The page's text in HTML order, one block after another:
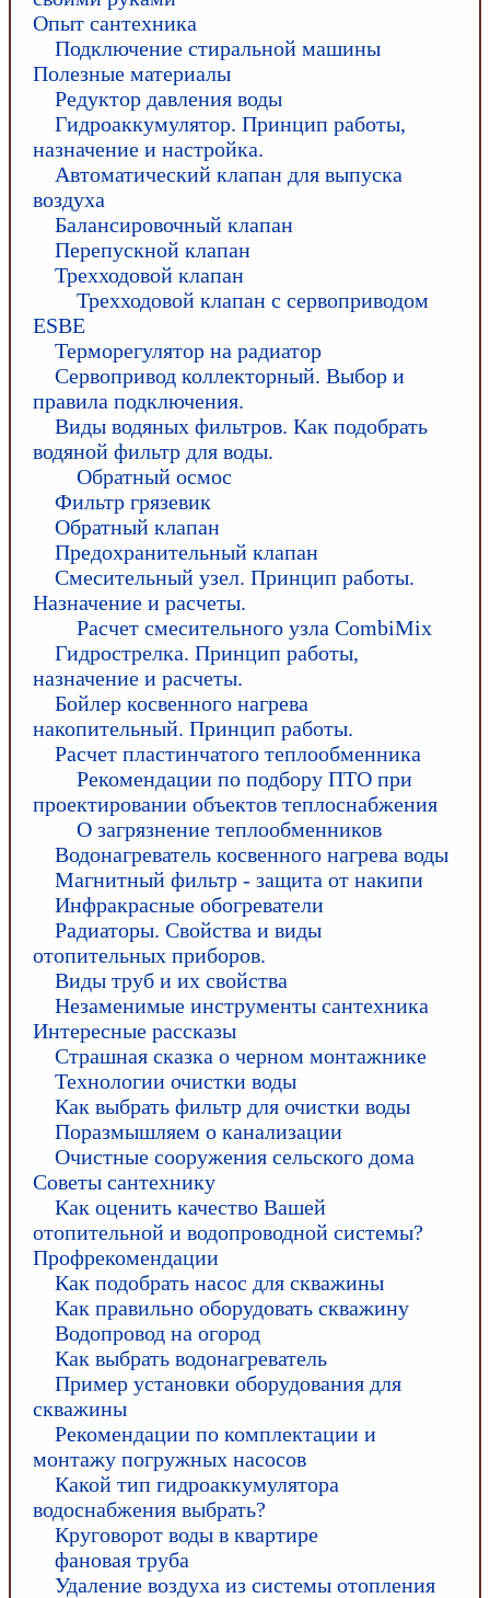
Опыт сантехника
Подключение стиральной машины
Полезные материалы
Редуктор давления воды
Гидроаккумулятор. Принцип работы,
назначение и настройка.
Автоматический клапан для выпуска
воздуха
Балансировочный клапан
Перепускной клапан
Трехходовой клапан
Трехходовой клапан с сервоприводом
ESBE
Терморегулятор на радиатор
Сервопривод коллекторный. Выбор и
правила подключения.
Виды водяных фильтров. Как подобрать
водяной фильтр для воды.
Обратный осмос
Фильтр грязевик
Обратный клапан
Предохранительный клапан
Смесительный узел. Принцип работы.
Назначение и расчеты.
Расчет смесительного узла CombiMix
Гидрострелка. Принцип работы,
назначение и расчеты.
Бойлер косвенного нагрева
накопительный. Принцип работы.
Расчет пластинчатого теплообменника
Рекомендации по подбору ПТО при
проектировании объектов теплоснабжения
О загрязнение теплообменников
Водонагреватель косвенного нагрева воды
Магнитный фильтр - защита от накипи
Инфракрасные обогреватели
Радиаторы. Свойства и виды
отопительных приборов.
Виды труб и их свойства
Незаменимые инструменты сантехника
Интересные рассказы
Страшная сказка о черном монтажнике
Технологии очистки воды
Как выбрать фильтр для очистки воды
Поразмышляем о канализации
Очистные сооружения сельского дома
Советы сантехнику
Как оценить качество Вашей
отопительной и водопроводной системы?
Профрекомендации
Как подобрать насос для скважины
Как правильно оборудовать скважину
Водопровод на огород
Как выбрать водонагреватель
Пример установки оборудования для
скважины
Рекомендации по комплектации и
монтажу погружных насосов
Какой тип гидроаккумулятора
водоснабжения выбрать?
Круговорот воды в квартире
фановая труба
Удаление воздуха из системы отопления